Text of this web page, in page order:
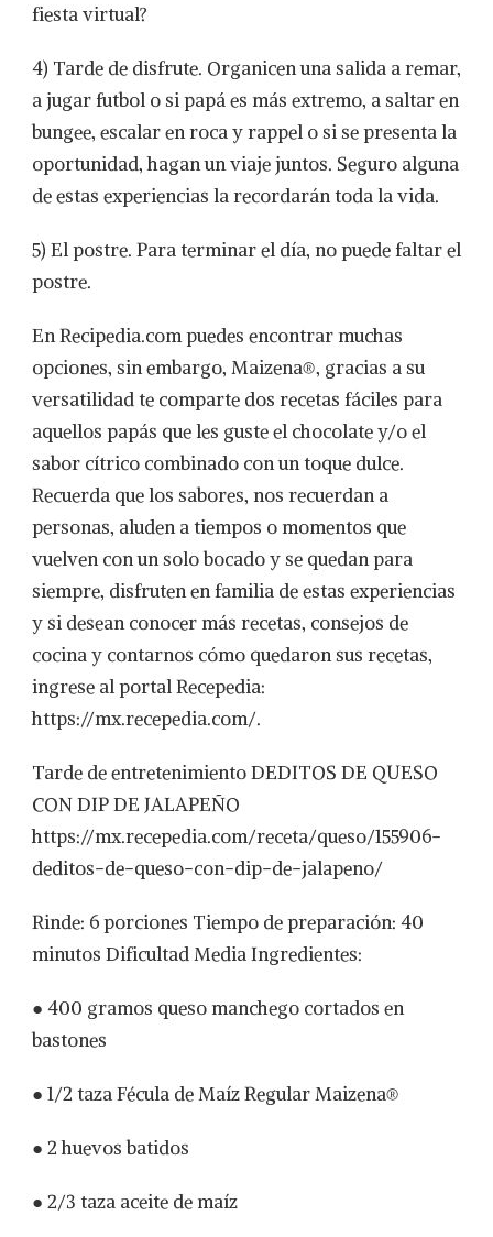
fiesta virtual?
4) Tarde de disfrute. Organicen una salida a remar,
a jugar futbol o si papá es más extremo, a saltar en
bungee, escalar en roca y rappel o si se presenta la
oportunidad, hagan un viaje juntos. Seguro alguna
de estas experiencias la recordarán toda la vida.
5) El postre. Para terminar el día, no puede faltar el
postre.
En Recipedia.com puedes encontrar muchas
opciones, sin embargo, Maizena®, gracias a su
versatilidad te comparte dos recetas fáciles para
aquellos papás que les guste el chocolate y/o el
sabor cítrico combinado con un toque dulce.
Recuerda que los sabores, nos recuerdan a
personas, aluden a tiempos o momentos que
vuelven con un solo bocado y se quedan para
siempre, disfruten en familia de estas experiencias
y si desean conocer más recetas, consejos de
cocina y contarnos cómo quedaron sus recetas,
ingrese al portal Recepedia:
https://mx.recepedia.com/.
Tarde de entretenimiento DEDITOS DE QUESO
CON DIP DE JALAPEÑO
https://mx.recepedia.com/receta/queso/155906-
deditos-de-queso-con-dip-de-jalapeno/
Rinde: 6 porciones Tiempo de preparación: 40
minutos Dificultad Media Ingredientes:
● 400 gramos queso manchego cortados en
bastones
● 1/2 taza Fécula de Maíz Regular Maizena®
● 2 huevos batidos
● 2/3 taza aceite de maíz